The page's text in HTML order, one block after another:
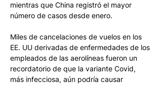
mientras que China registró el mayor
número de casos desde enero.
Miles de cancelaciones de vuelos en los
EE. UU derivadas de enfermedades de los
empleados de las aerolíneas fueron un
recordatorio de que la variante Covid,
más infecciosa, aún podría causar